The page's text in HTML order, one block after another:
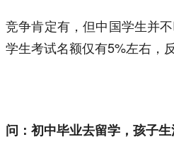
竞争肯定有，但中国学生并
学生考试名额仅有5%左右，
问：初中毕业去留学，孩子